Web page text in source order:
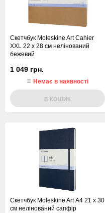
Скетчбук Moleskine Art Cahier
XXL 22 х 28 см нелінований
бежевий
1 049 грн.
Немає в наявності
В КОШИК
Скетчбук Moleskine Art А4 21 х 30
см нелінований сапфір